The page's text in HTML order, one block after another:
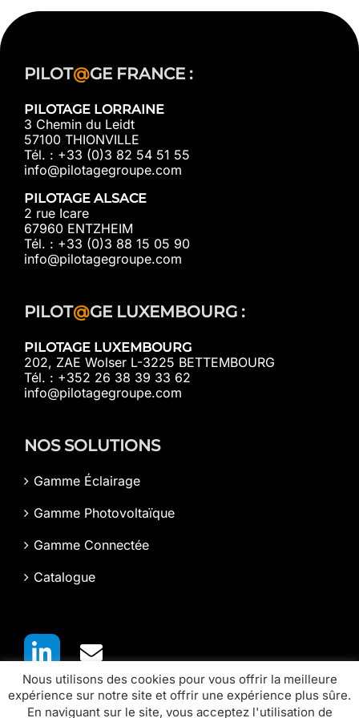
PILOT@GE FRANCE :
PILOTAGE LORRAINE
3 Chemin du Leidt
57100 THIONVILLE
Tél. : +33 (0)3 82 54 51 55
info@pilotagegroupe.com
PILOTAGE ALSACE
2 rue Icare
67960 ENTZHEIM
Tél. : +33 (0)3 88 15 05 90
info@pilotagegroupe.com
PILOT@GE LUXEMBOURG :
PILOTAGE LUXEMBOURG
202, ZAE Wolser L-3225 BETTEMBOURG
Tél. : +352 26 38 39 33 62
info@pilotagegroupe.com
NOS SOLUTIONS
Gamme Éclairage
Gamme Photovoltaïque
Gamme Connectée
Catalogue
Nous utilisons des cookies pour vous offrir la meilleure
expérience sur notre site et offrir une expérience plus sûre.
En naviguant sur le site, vous acceptez l'utilisation de